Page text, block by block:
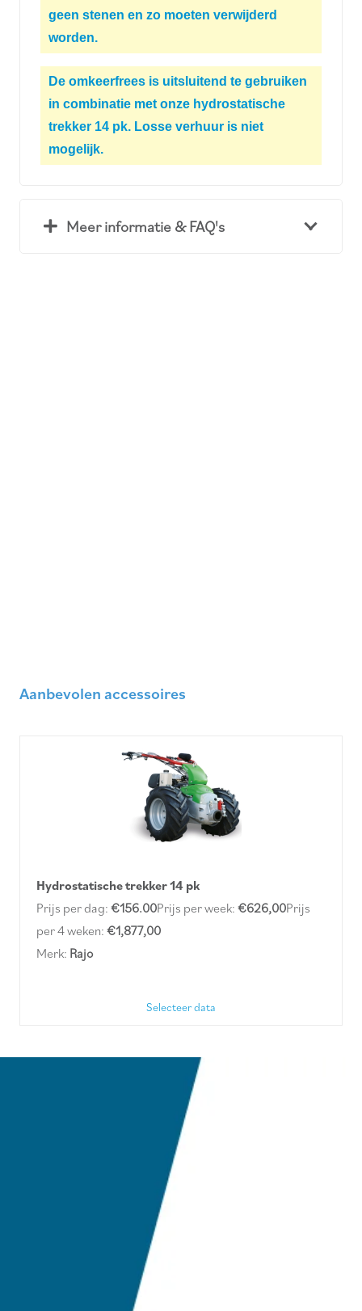
geen stenen en zo moeten verwijderd
worden.
De omkeerfrees is uitsluitend te gebruiken
in combinatie met onze hydrostatische
trekker 14 pk. Losse verhuur is niet
mogelijk.
Meer informatie & FAQ's
Aanbevolen accessoires
Hydrostatische trekker 14 pk
Prijs per dag: €156.00Prijs per week: €626,00Prijs
per 4 weken: €1,877,00
Merk: Rajo
Selecteer data